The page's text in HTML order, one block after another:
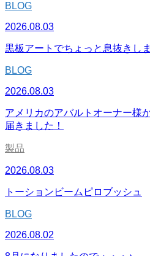
BLOG
2026.08.03
黒板アートでちょっと息抜きし
BLOG
2026.08.03
アメリカのアバルトオーナー様
届きました！
製品
2026.08.03
トーションビームピロブッシュ
BLOG
2026.08.02